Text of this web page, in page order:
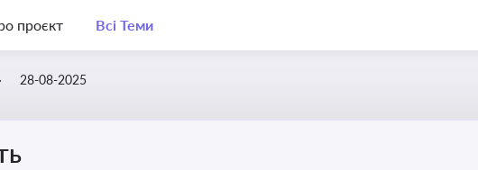
проєкт Всі Теми
28-08-2025